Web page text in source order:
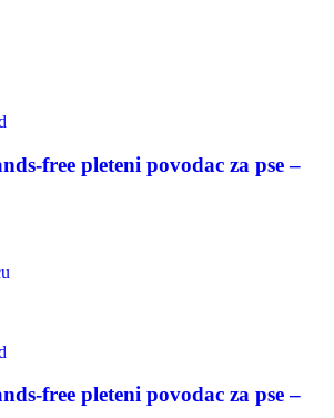
free pleteni povodac za pse –
free pleteni povodac za pse –